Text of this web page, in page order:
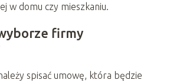
w domu czy mieszkaniu.
firmy
spisać umowę, która będzie